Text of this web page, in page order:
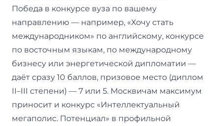
Победа в конкурсе вуза по вашему
направлению — например, «Хочу стать
международником» по английскому, конкурсе
по восточным языкам, по международному
бизнесу или энергетической дипломатии —
даёт сразу 10 баллов, призовое место (диплом
II–III степени) — 7 или 5. Москвичам максимум
приносит и конкурс «Интеллектуальный
мегаполис. Потенциал» в профильной